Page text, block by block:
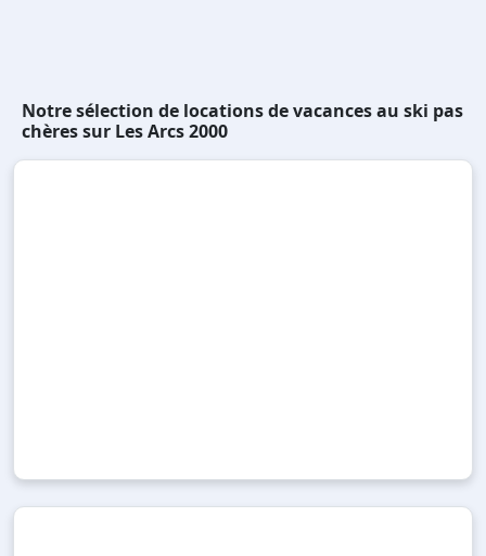
Notre sélection de locations de vacances au ski pas
chères sur Les Arcs 2000